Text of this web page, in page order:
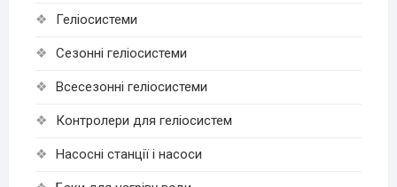
Геліосистеми
Сезонні геліосистеми
Всесезонні геліосистеми
Контролери для геліосистем
Насосні станції і насоси